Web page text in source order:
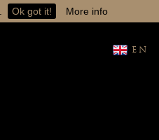
Ok got it! More info
EN